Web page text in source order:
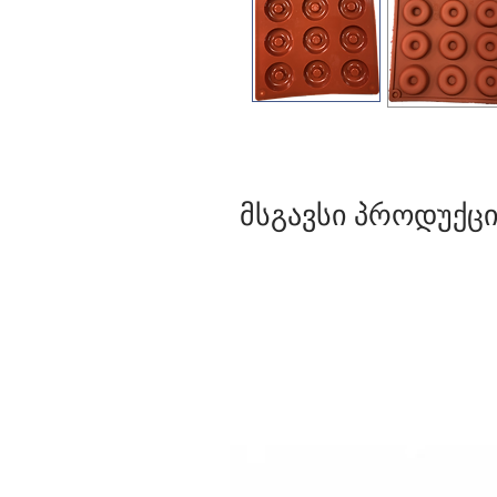
მსგავსი